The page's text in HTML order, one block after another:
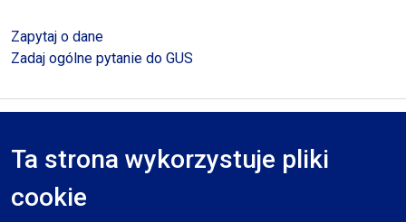
Ta strona wykorzystuje pliki
cookie
Zapytaj o dane
Zadaj ogólne pytanie do GUS
RODO